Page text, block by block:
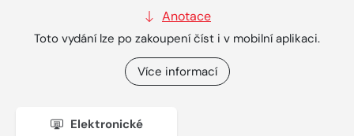
Anotace
Toto vydání lze po zakoupení číst i v mobilní aplikaci.
Více informací
Elektronické